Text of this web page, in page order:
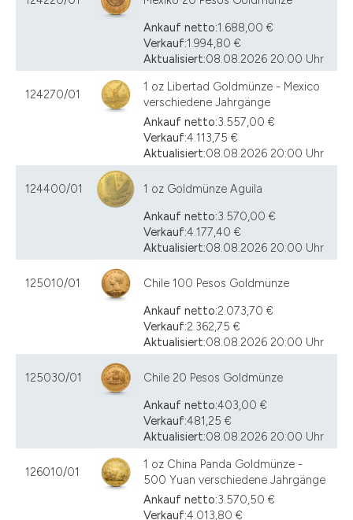
Ankauf netto:1.688,00 €
Verkauf:1.994,80 €
Aktualisiert:08.08.2026 20:00 Uhr
124270/01
1 oz Libertad Goldmünze - Mexico
verschiedene Jahrgänge
Ankauf netto:3.557,00 €
Verkauf:4.113,75 €
Aktualisiert:08.08.2026 20:00 Uhr
124400/01
1 oz Goldmünze Aguila
Ankauf netto:3.570,00 €
Verkauf:4.177,40 €
Aktualisiert:08.08.2026 20:00 Uhr
125010/01
Chile 100 Pesos Goldmünze
Ankauf netto:2.073,70 €
Verkauf:2.362,75 €
Aktualisiert:08.08.2026 20:00 Uhr
125030/01
Chile 20 Pesos Goldmünze
Ankauf netto:403,00 €
Verkauf:481,25 €
Aktualisiert:08.08.2026 20:00 Uhr
126010/01
1 oz China Panda Goldmünze -
500 Yuan verschiedene Jahrgänge
Ankauf netto:3.570,50 €
Verkauf:4.013,80 €